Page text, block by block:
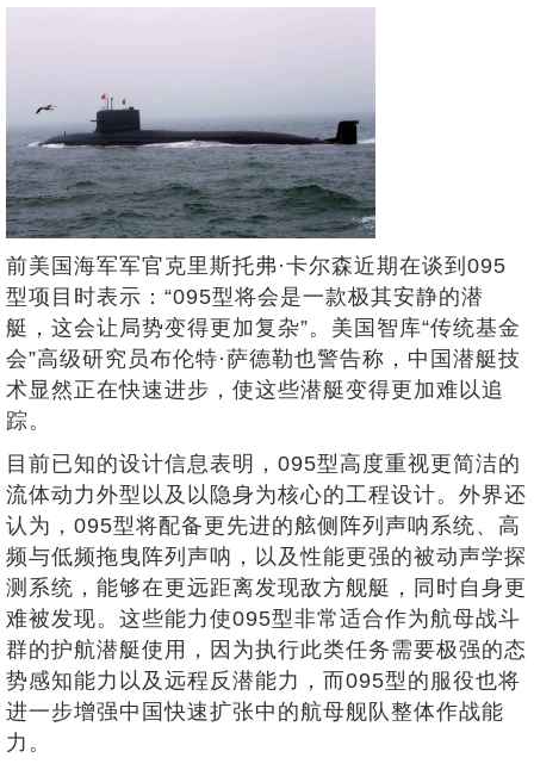
前美国海军军官克里斯托弗·卡尔森近期在谈到095
型项目时表示：“095型将会是一款极其安静的潜
艇，这会让局势变得更加复杂”。美国智库“传统基金
会”高级研究员布伦特·萨德勒也警告称，中国潜艇技
术显然正在快速进步，使这些潜艇变得更加难以追
踪。
目前已知的设计信息表明，095型高度重视更简洁的
流体动力外型以及以隐身为核心的工程设计。外界还
认为，095型将配备更先进的舷侧阵列声呐系统、高
频与低频拖曳阵列声呐，以及性能更强的被动声学探
测系统，能够在更远距离发现敌方舰艇，同时自身更
难被发现。这些能力使095型非常适合作为航母战斗
群的护航潜艇使用，因为执行此类任务需要极强的态
势感知能力以及远程反潜能力，而095型的服役也将
进一步增强中国快速扩张中的航母舰队整体作战能
力。